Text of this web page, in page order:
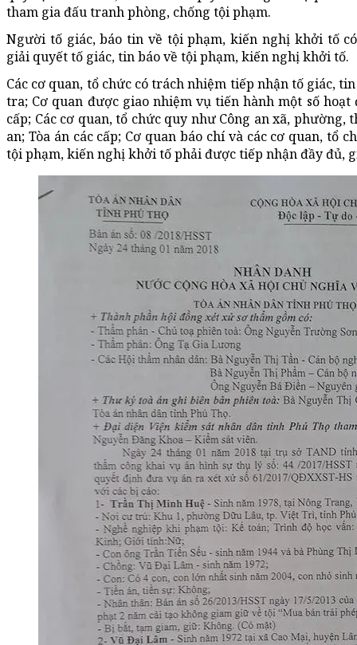
tham gia đấu tranh phòng, chống tội phạm.
Người tố giác, báo tin về tội phạm, kiến nghị khởi tố
giải quyết tố giác, tin báo về tội phạm, kiến nghị khởi tố.
Các cơ quan, tổ chức có trách nhiệm tiếp nhận tố giác,
tra; Cơ quan được giao nhiệm vụ tiến hành một số
cấp; Các cơ quan, tổ chức quy như Công an xã, phường,
an; Tòa án các cấp; Cơ quan báo chí và các cơ quan, tổ
tội phạm, kiến nghị khởi tố phải được tiếp nhận đầy đủ,